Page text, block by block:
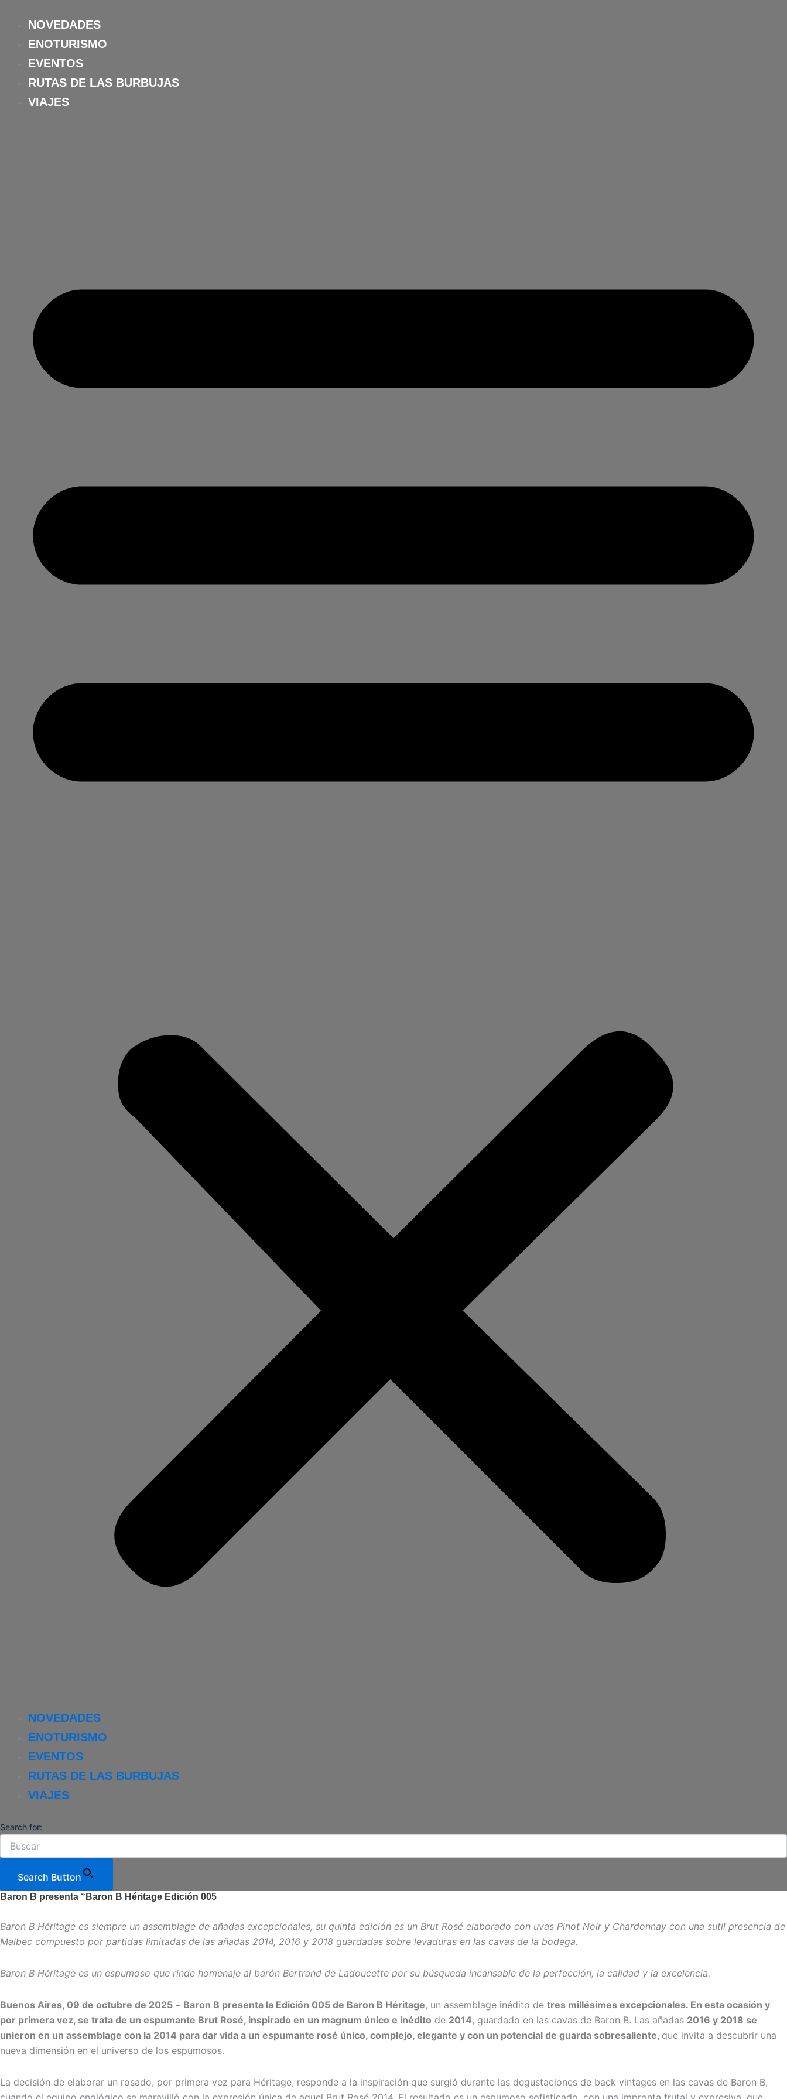
contenido
NOVEDADES
ENOTURISMO
EVENTOS
RUTAS DE LAS BURBUJAS
VIAJES
NOVEDADES
ENOTURISMO
EVENTOS
RUTAS DE LAS BURBUJAS
VIAJES
Search for:
Search Button
Baron B presenta “Baron B Héritage Edición 005
Baron B Héritage es siempre un assemblage de añadas excepcionales, su quinta edición es un Brut Rosé elaborado con uvas Pinot Noir y Chardonnay con una sutil presencia de
Malbec compuesto por partidas limitadas de las añadas 2014, 2016 y 2018 guardadas sobre levaduras en las cavas de la bodega.
Baron B Héritage es un espumoso que rinde homenaje al barón Bertrand de Ladoucette por su búsqueda incansable de la perfección, la calidad y la excelencia.
Buenos Aires, 09 de octubre de 2025 – Baron B presenta la Edición 005 de Baron B Héritage, un assemblage inédito de tres millésimes excepcionales. En esta ocasión y
por primera vez, se trata de un espumante Brut Rosé, inspirado en un magnum único e inédito de 2014, guardado en las cavas de Baron B. Las añadas 2016 y 2018 se
unieron en un assemblage con la 2014 para dar vida a un espumante rosé único, complejo, elegante y con un potencial de guarda sobresaliente, que invita a descubrir una
nueva dimensión en el universo de los espumosos.
La decisión de elaborar un rosado, por primera vez para Héritage, responde a la inspiración que surgió durante las degustaciones de back vintages en las cavas de Baron B,